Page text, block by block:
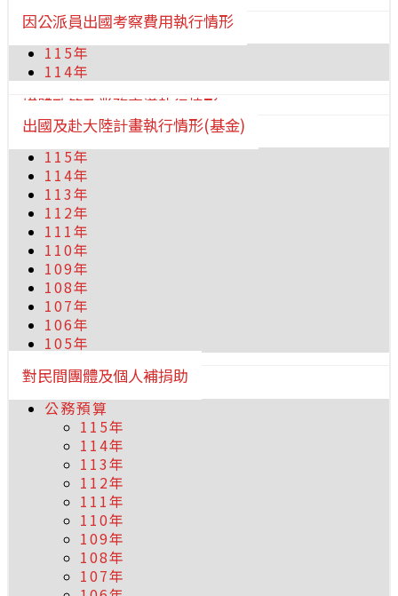
因公派員出國考察費用執行情形
115年
114年
媒體政策及業務宣導執行情形
出國及赴大陸計畫執行情形(基金)
115年
114年
113年
112年
111年
110年
109年
108年
107年
106年
105年
對民間團體及個人補捐助
公務預算
115年
114年
113年
112年
111年
110年
109年
108年
107年